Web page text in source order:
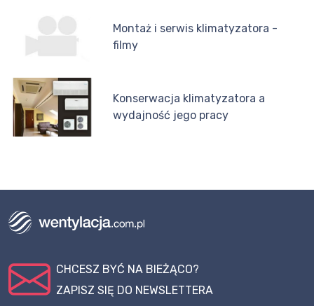
Montaż i serwis klimatyzatora -
filmy
Konserwacja klimatyzatora a
wydajność jego pracy
CHCESZ BYĆ NA BIEŻĄCO?
ZAPISZ SIĘ DO NEWSLETTERA